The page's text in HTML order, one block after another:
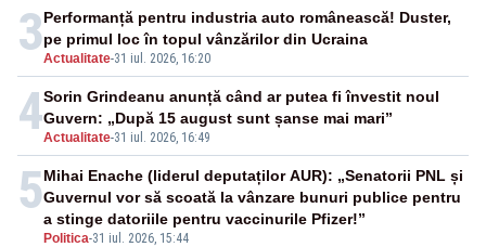
3Actualitate-31 iul. 2026, 16:20
Performanță pentru industria auto românească! Duster,
pe primul loc în topul vânzărilor din Ucraina
4Actualitate-31 iul. 2026, 16:49
Sorin Grindeanu anunță când ar putea fi învestit noul
Guvern: „După 15 august sunt șanse mai mari”
5
Politica-31 iul. 2026, 15:44
Mihai Enache (liderul deputaților AUR): „Senatorii PNL și
Guvernul vor să scoată la vânzare bunuri publice pentru
a stinge datoriile pentru vaccinurile Pfizer!”